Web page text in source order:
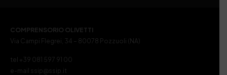
COMPRENSORIO OLIVETTI
Via Campi Flegrei, 34 – 80078 Pozzuoli (NA)
tel +39 081 597 91 00
e-mail ssip@ssip.it